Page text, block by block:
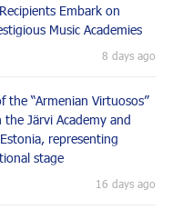
Embark on
Music Academies
8 days ago
the “Armenian Virtuosos”
Järvi Academy and
representing
stage
16 days ago